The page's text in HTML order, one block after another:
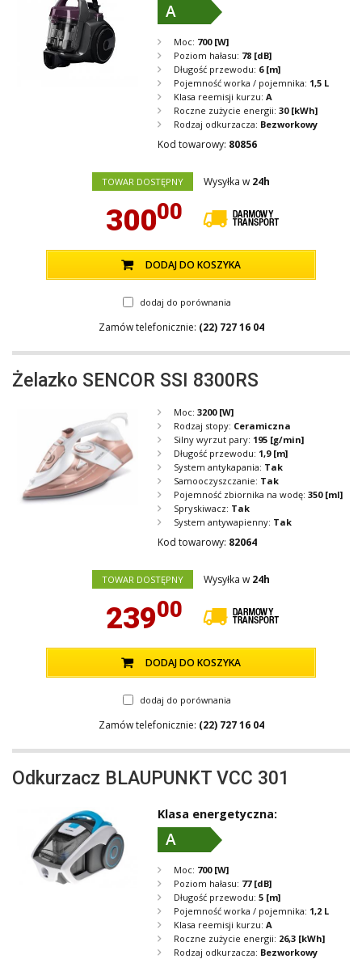
A
Moc: 700 [W]
Poziom hałasu: 78 [dB]
Długość przewodu: 6 [m]
Pojemność worka / pojemnika: 1,5 L
Klasa reemisji kurzu: A
Roczne zużycie energii: 30 [kWh]
Rodzaj odkurzacza: Bezworkowy
Kod towarowy: 80856
TOWAR DOSTĘPNY Wysyłka w 24h
30000
DODAJ DO KOSZYKA
dodaj do porównania
Zamów telefonicznie: (22) 727 16 04
Żelazko SENCOR SSI 8300RS
Moc: 3200 [W]
Rodzaj stopy: Ceramiczna
Silny wyrzut pary: 195 [g/min]
Długość przewodu: 1,9 [m]
System antykapania: Tak
Samooczyszczanie: Tak
Pojemność zbiornika na wodę: 350 [ml]
Spryskiwacz: Tak
System antywapienny: Tak
Kod towarowy: 82064
TOWAR DOSTĘPNY Wysyłka w 24h
23900
DODAJ DO KOSZYKA
dodaj do porównania
Zamów telefonicznie: (22) 727 16 04
Odkurzacz BLAUPUNKT VCC 301
Klasa energetyczna:
A
Moc: 700 [W]
Poziom hałasu: 77 [dB]
Długość przewodu: 5 [m]
Pojemność worka / pojemnika: 1,2 L
Klasa reemisji kurzu: A
Roczne zużycie energii: 26,3 [kWh]
Rodzaj odkurzacza: Bezworkowy